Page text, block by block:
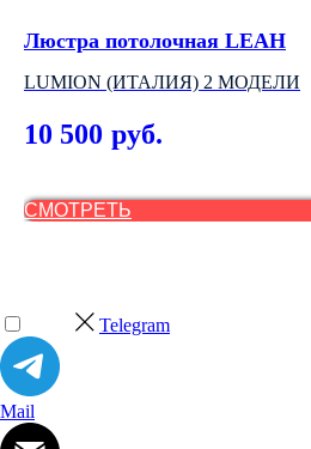
Люстра потолочная LEAH
LUMION (ИТАЛИЯ) 2 МОДЕЛИ
10 500 руб.
СМОТРЕТЬ
Telegram
Mail